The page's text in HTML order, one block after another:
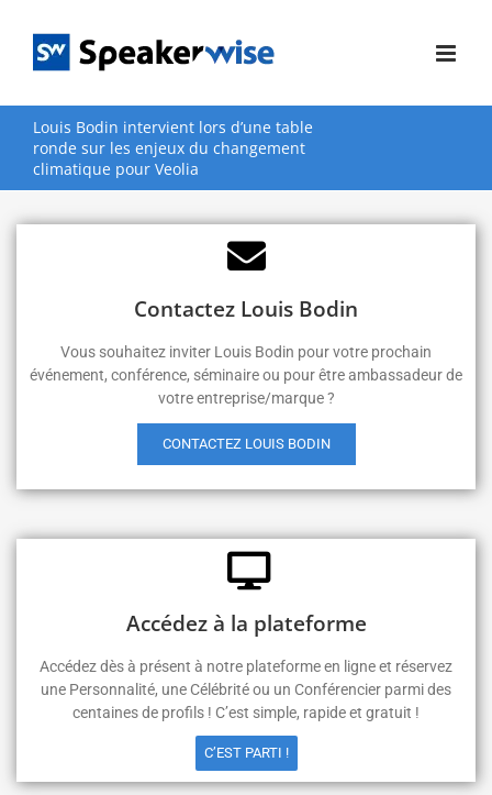
contenu
Louis Bodin intervient lors d’une table
ronde sur les enjeux du changement
climatique pour Veolia
Contactez Louis Bodin
Vous souhaitez inviter Louis Bodin pour votre prochain
événement, conférence, séminaire ou pour être ambassadeur de
votre entreprise/marque ?
CONTACTEZ LOUIS BODIN
Accédez à la plateforme
Accédez dès à présent à notre plateforme en ligne et réservez
une Personnalité, une Célébrité ou un Conférencier parmi des
centaines de profils ! C’est simple, rapide et gratuit !
C’EST PARTI !